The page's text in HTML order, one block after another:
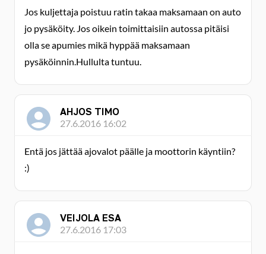
Jos kuljettaja poistuu ratin takaa maksamaan on auto
jo pysäköity. Jos oikein toimittaisiin autossa pitäisi
olla se apumies mikä hyppää maksamaan
pysäköinnin.Hullulta tuntuu.
AHJOS TIMO
27.6.2016 16:02
Entä jos jättää ajovalot päälle ja moottorin käyntiin?
:)
VEIJOLA ESA
27.6.2016 17:03